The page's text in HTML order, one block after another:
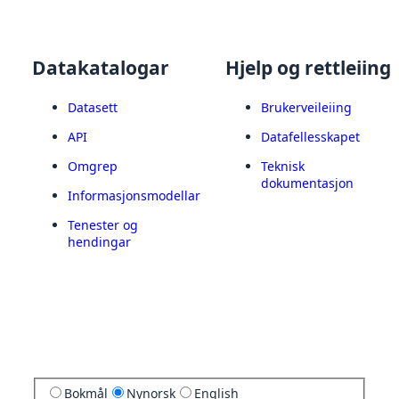
Datakatalogar
Datasett
API
Omgrep
Informasjonsmodellar
Tenester og
hendingar
Hjelp og rettleiing
Brukerveileiing
Datafellesskapet
Teknisk
dokumentasjon
Bokmål Nynorsk English